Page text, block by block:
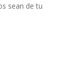
sean de tu